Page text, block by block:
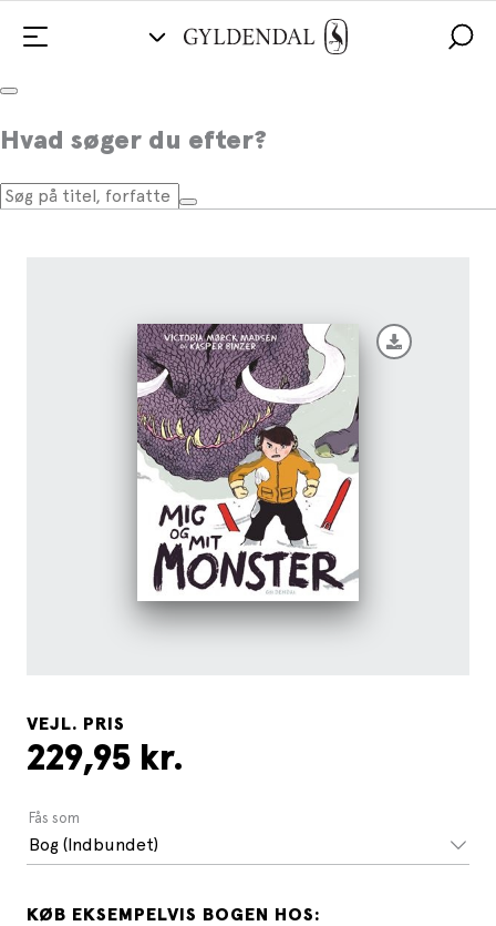
Hvad søger du efter?
Mig og mit monster
VEJL. PRIS
229,95 kr.
Fås som
Bog (Indbundet)
KØB EKSEMPELVIS BOGEN HOS: